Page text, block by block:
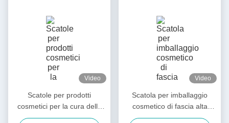
Video
Scatole per prodotti
cosmetici per la cura della
salute liquida orale Scatole
Video
Scatola per imballaggio
cosmetico di fascia alta
personalizzata in fabbrica